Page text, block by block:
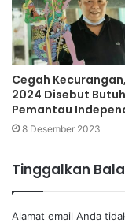
Cegah
2024 Disebut Butuh
Pemantau
8 Desember 2023
Tinggalkan
Alamat email Anda